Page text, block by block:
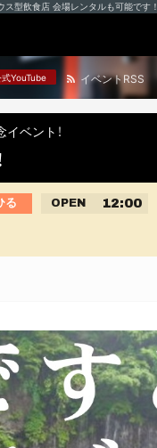
ス型飲食店 会場レンタルも可能です！
式YouTube イベントRSS
イベント！
る OPEN 12:00